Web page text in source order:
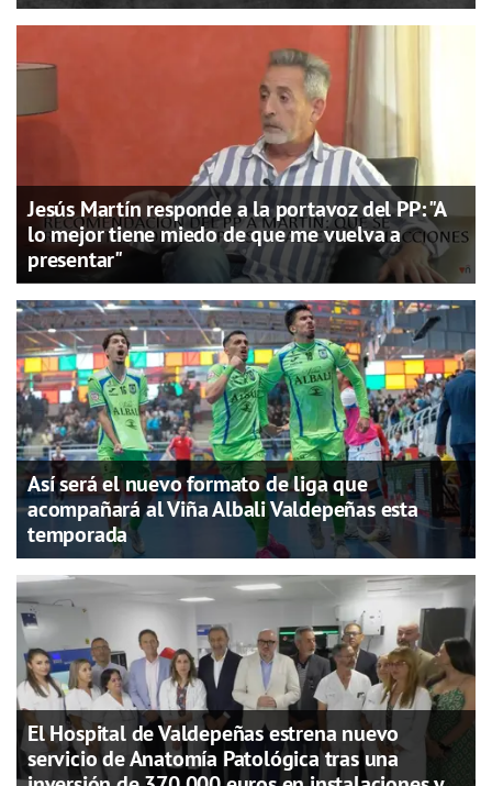
Jesús Martín responde a la portavoz del PP: "A
lo mejor tiene miedo de que me vuelva a
presentar"
Así será el nuevo formato de liga que
acompañará al Viña Albali Valdepeñas esta
temporada
El Hospital de Valdepeñas estrena nuevo
servicio de Anatomía Patológica tras una